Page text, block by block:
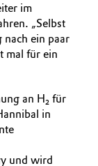
im
„Selbst
ein paar
mal für ein
an H₂ für
in
und wird